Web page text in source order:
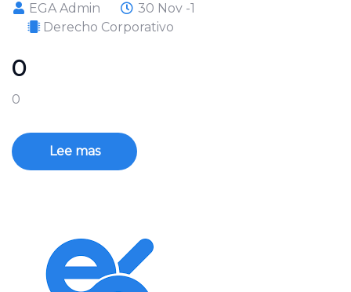
EGA Admin
30 Nov -1
Derecho Corporativo
0
0
Lee mas